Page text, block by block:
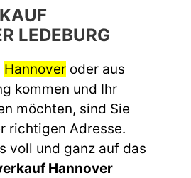
LEDEBURG
Hannover oder aus
kommen und Ihr
möchten, sind Sie
richtigen Adresse.
voll und ganz auf das
Hannover